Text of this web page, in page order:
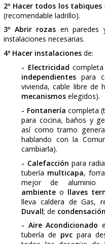
aluminio en rotura
(sobre todorecibir
volver hacer obra para
hacerlos armarios
e interiores en madera
odapié laminado, para
y barnizando en un
pintar las paredes y
las paredes
Bañoscompletos yla
1º Hacer todas las
de ventanas, puertas,
revestimientos de paredes
de cocina, baños y
vivienda, incluido
todos los escombros,
vivienda limpia para
ejecutar trabajos.
2º Hacer todos los
(recomendable ladrillo).